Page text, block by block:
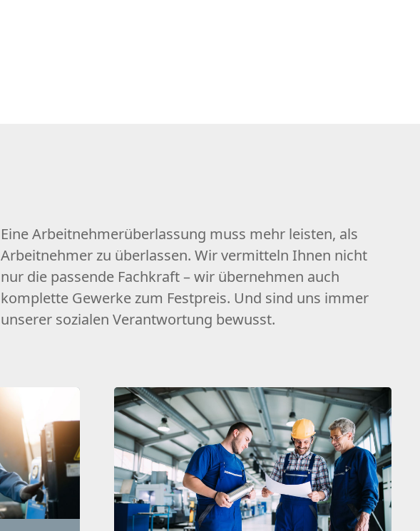
Eine Arbeitnehmerüberlassung muss mehr leisten, als
Arbeitnehmer zu überlassen. Wir vermitteln Ihnen nicht
nur die passende Fachkraft – wir übernehmen auch
komplette Gewerke zum Festpreis. Und sind uns immer
unserer sozialen Verantwortung bewusst.